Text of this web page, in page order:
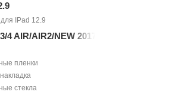
IPad 12.9
4 AIR/AIR2/NEW 2017
пленки
стекла